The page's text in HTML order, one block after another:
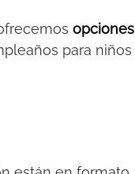
opciones
para niños